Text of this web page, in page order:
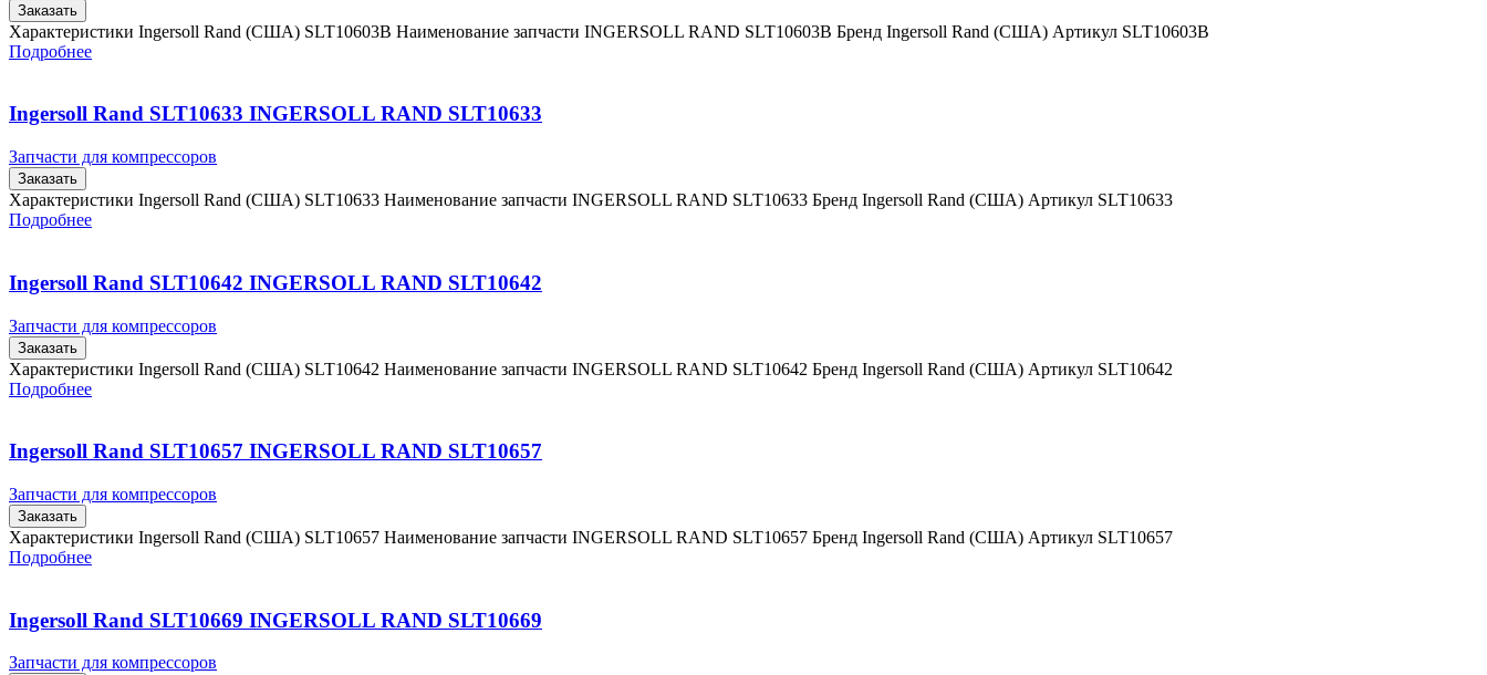
Заказать
Характеристики Ingersoll Rand (США) SLT10603B Наименование запчасти INGERSOLL RAND SLT10603B Бренд Ingersoll Rand (США) Артикул SLT10603B
Подробнее
Ingersoll Rand SLT10633 INGERSOLL RAND SLT10633
Запчасти для компрессоров
Заказать
Характеристики Ingersoll Rand (США) SLT10633 Наименование запчасти INGERSOLL RAND SLT10633 Бренд Ingersoll Rand (США) Артикул SLT10633
Подробнее
Ingersoll Rand SLT10642 INGERSOLL RAND SLT10642
Запчасти для компрессоров
Заказать
Характеристики Ingersoll Rand (США) SLT10642 Наименование запчасти INGERSOLL RAND SLT10642 Бренд Ingersoll Rand (США) Артикул SLT10642
Подробнее
Ingersoll Rand SLT10657 INGERSOLL RAND SLT10657
Запчасти для компрессоров
Заказать
Характеристики Ingersoll Rand (США) SLT10657 Наименование запчасти INGERSOLL RAND SLT10657 Бренд Ingersoll Rand (США) Артикул SLT10657
Подробнее
Ingersoll Rand SLT10669 INGERSOLL RAND SLT10669
Запчасти для компрессоров